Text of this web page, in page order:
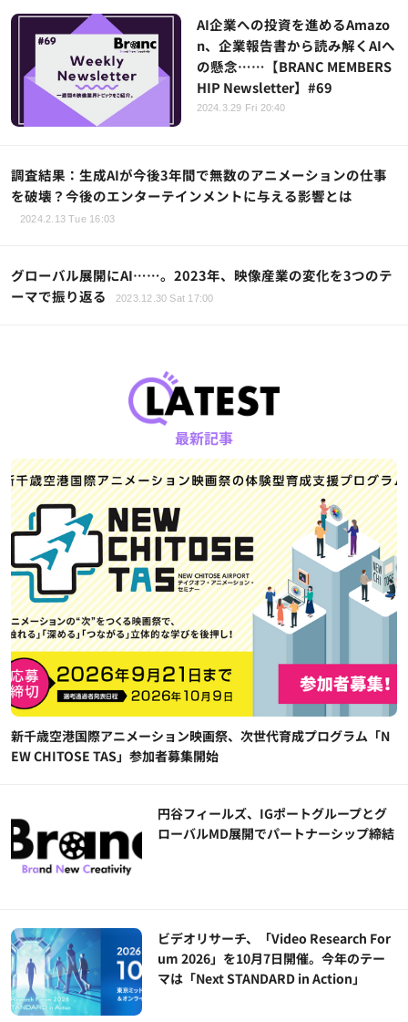
AI企業への投資を進めるAmazo
n、企業報告書から読み解くAIへ
の懸念……【BRANC MEMBERS
HIP Newsletter】#69
2024.3.29 Fri 20:40
調査結果：生成AIが今後3年間で無数のアニメーションの仕事
を破壊？今後のエンターテインメントに与える影響とは
2024.2.13 Tue 16:03
グローバル展開にAI……。2023年、映像産業の変化を3つのテ
ーマで振り返る
2023.12.30 Sat 17:00
最新記事
新千歳空港国際アニメーション映画祭、次世代育成プログラム「N
EW CHITOSE TAS」参加者募集開始
円谷フィールズ、IGポートグループとグ
ローバルMD展開でパートナーシップ締結
ビデオリサーチ、「Video Research For
um 2026」を10月7日開催。今年のテー
マは「Next STANDARD in Action」